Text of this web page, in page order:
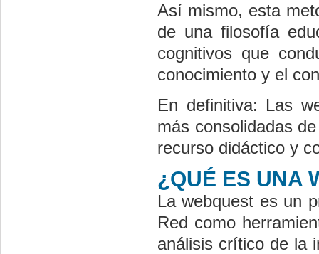
Así mismo, esta
de una filosofía
cognitivos que
conocimiento y el
En definitiva: Las
más consolidadas
recurso didáctico y
¿QUÉ ES UNA
La webquest es un
Red como
análisis crítico de la